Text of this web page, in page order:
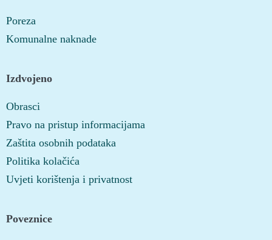
Poreza
Komunalne naknade
Izdvojeno
Obrasci
Pravo na pristup informacijama
Zaštita osobnih podataka
Politika kolačića
Uvjeti korištenja i privatnost
Poveznice